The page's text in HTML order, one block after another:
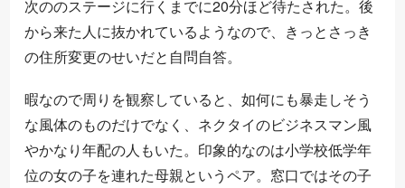
次ののステージに行くまでに20分ほど待たされた。後
から来た人に抜かれているようなので、きっとさっき
の住所変更のせいだと自問自答。
暇なので周りを観察していると、如何にも暴走しそう
な風体のものだけでなく、ネクタイのビジネスマン風
やかなり年配の人もいた。印象的なのは小学校低学年
位の女の子を連れた母親というペア。窓口ではその子